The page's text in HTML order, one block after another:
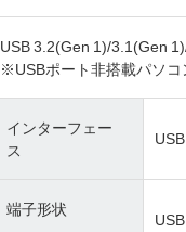
USB 3.2(Gen 1)/3.1(Gen
※USBポート非搭載パソコ
インターフェー
ス
端子形状